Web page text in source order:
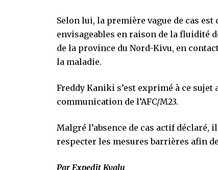
Selon lui, la première vague de cas
envisageables en raison de la fluidité
de la province du Nord-Kivu, en
la maladie.
Freddy Kaniki s’est exprimé à ce
communication de l’AFC/M23.
Malgré l’absence de cas actif
respecter les mesures barrières afin
Par Expedit Kyalu